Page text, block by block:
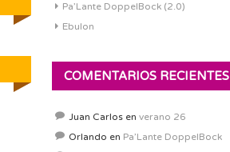
Pa’Lante DoppelBock (2.0)
Ebulon
COMENTARIOS RECIENTES
Juan Carlos en verano 26
Orlando en Pa’Lante DoppelBock